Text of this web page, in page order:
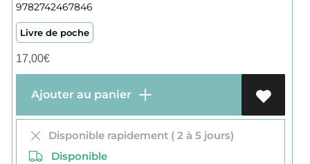
9782742467846
Livre de poche
17,00€
Ajouter au panier
Disponible rapidement ( 2 à 5 jours)
Disponible